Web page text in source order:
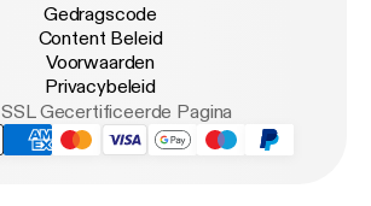
Gedragscode
Content Beleid
Voorwaarden
Privacybeleid
SSL Gecertificeerde Pagina